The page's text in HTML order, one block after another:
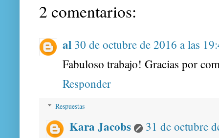
2 comentarios:
al 30 de octubre de 2016 a las
Fabuloso trabajo! Gracias por
Responder
Respuestas
Kara Jacobs
31 de octubre